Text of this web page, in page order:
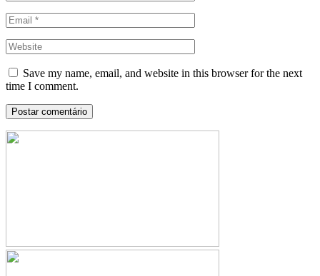
Save my name, email, and website in this browser for the next
time I comment.